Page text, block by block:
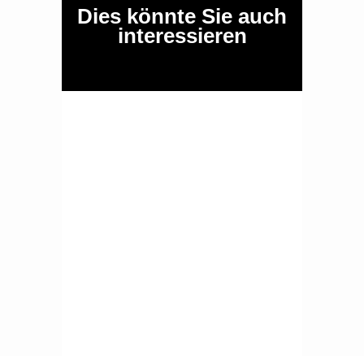
Dies könnte Sie auch
interessieren